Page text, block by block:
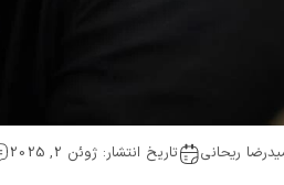
ریحانی تاریخ انتشار: ژوئن 2, 2025